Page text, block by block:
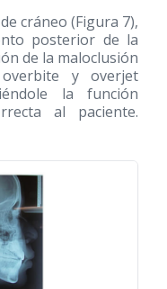
cráneo (Figura 7),
posterior de la
de la maloclusión
y overjet
la función
al paciente.